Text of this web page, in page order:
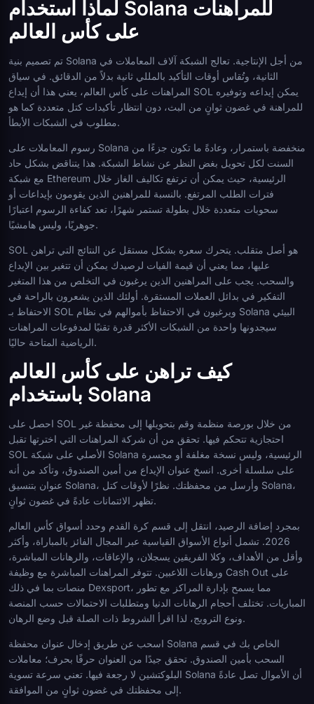
لماذا استخدام Solana للمراهنات
على كأس العالم
تم تصميم بنية Solana من أجل الإنتاجية. تعالج الشبكة آلاف المعاملات في
الثانية، وتُقاس أوقات التأكيد بالمللي ثانية بدلاً من الدقائق. في سياق
المراهنات على كأس العالم، يعني هذا أن إيداع SOL يمكن إيداعه وتوفيره
للمراهنة في غضون ثوانٍ من البث، دون انتظار تأكيدات كتل متعددة كما هو
مطلوب في الشبكات الأبطأ.
رسوم المعاملات على Solana منخفضة باستمرار، وعادةً ما تكون جزءًا من
السنت لكل تحويل بغض النظر عن نشاط الشبكة. هذا يتناقض بشكل حاد
مع شبكة Ethereum الرئيسية، حيث يمكن أن ترتفع تكاليف الغاز خلال
فترات الطلب المرتفع. بالنسبة للمراهنين الذين يقومون بإيداعات أو
سحوبات متعددة خلال بطولة تستمر شهرًا، تعد كفاءة الرسوم اعتبارًا
جوهريًا، وليس هامشيًا.
SOL هو أصل متقلب. يتحرك سعره بشكل مستقل عن النتائج التي تراهن
عليها، مما يعني أن قيمة الفيات لرصيدك يمكن أن تتغير بين الإيداع
والسحب. يجب على المراهنين الذين يرغبون في التخلص من هذا المتغير
التفكير في بدائل العملات المستقرة. أولئك الذين يشعرون بالراحة في
الاحتفاظ بـ SOL ويرغبون في الاحتفاظ بأموالهم في نظام Solana البيئي
سيجدونها واحدة من الشبكات الأكثر قدرة تقنيًا لمدفوعات المراهنات
الرياضية المتاحة حاليًا.
كيف تراهن على كأس العالم
باستخدام Solana
احصل على SOL من خلال بورصة منظمة وقم بتحويلها إلى محفظة غير
احتجازية تتحكم فيها. تحقق من أن شركة المراهنات التي اخترتها تقبل
SOL الأصلي على شبكة Solana الرئيسية، وليس نسخة مغلفة أو مجسرة
على سلسلة أخرى. انسخ عنوان الإيداع من أمين الصندوق، وتأكد من أنه
عنوان بتنسيق Solana، وأرسل من محفظتك. نظرًا لأوقات كتل Solana،
تظهر الائتمانات عادةً في غضون ثوانٍ.
بمجرد إضافة الرصيد، انتقل إلى قسم كرة القدم وحدد أسواق كأس العالم
2026. تشمل أنواع الأسواق القياسية عبر المجال الفائز بالمباراة، وأكثر
وأقل من الأهداف، وكلا الفريقين يسجلان، والإعاقات، والرهانات المباشرة،
ورهانات اللاعبين. تتوفر المراهنات المباشرة مع وظيفة Cash Out على
منصات بما في ذلك Dexsport، مما يسمح بإدارة المراكز مع تطور
المباريات. تختلف أحجام الرهانات الدنيا ومتطلبات الاحتمالات حسب المنصة
ونوع الترويج، لذا اقرأ الشروط ذات الصلة قبل وضع الرهان.
اسحب عن طريق إدخال عنوان محفظة Solana الخاص بك في قسم
السحب بأمين الصندوق. تحقق جيدًا من العنوان حرفًا بحرف؛ معاملات
البلوكتشين لا رجعة فيها. تعني سرعة تسوية Solana أن الأموال تصل عادةً
إلى محفظتك في غضون ثوانٍ من الموافقة.